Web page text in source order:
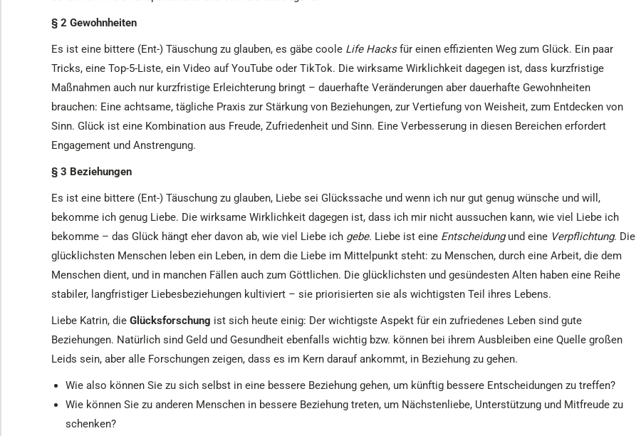
§ 2 Gewohnheiten
Es ist eine bittere (Ent-) Täuschung zu glauben, es gäbe coole Life Hacksfür einen effizienten Weg zum Glück. Ein paar
Tricks, eine Top-5-Liste, ein Video auf YouTube oder TikTok. Die wirksame Wirklichkeit dagegen ist, dass kurzfristige
Maßnahmen auch nur kurzfristige Erleichterung bringt – dauerhafte Veränderungen aber dauerhafte Gewohnheiten
brauchen: Eine achtsame, tägliche Praxis zur Stärkung von Beziehungen, zur Vertiefung von Weisheit, zum Entdecken von
Sinn. Glück ist eine Kombination aus Freude, Zufriedenheit und Sinn. Eine Verbesserung in diesen Bereichen erfordert
Engagement und Anstrengung.
§ 3 Beziehungen
Es ist eine bittere (Ent-) Täuschung zu glauben, Liebe sei Glückssache und wenn ich nur gut genug wünsche und will,
bekomme ich genug Liebe. Die wirksame Wirklichkeit dagegen ist, dass ich mir nicht aussuchen kann, wie viel Liebe ich
bekomme – das Glück hängt eher davon ab, wie viel Liebe ich gebe. Liebe ist eine Entscheidungund eine Verpflichtung. Die
glücklichsten Menschen leben ein Leben, in dem die Liebe im Mittelpunkt steht: zu Menschen, durch eine Arbeit, die dem
Menschen dient, und in manchen Fällen auch zum Göttlichen. Die glücklichsten und gesündesten Alten haben eine Reihe
stabiler, langfristiger Liebesbeziehungen kultiviert – sie priorisierten sie als wichtigsten Teil ihres Lebens.
Liebe Katrin, die Glücksforschung ist sich heute einig: Der wichtigste Aspekt für ein zufriedenes Leben sind gute
Beziehungen. Natürlich sind Geld und Gesundheit ebenfalls wichtig bzw. können bei ihrem Ausbleiben eine Quelle großen
Leids sein, aber alle Forschungen zeigen, dass es im Kern darauf ankommt, in Beziehung zu gehen.
Wie also können Sie zu sich selbst in eine bessere Beziehung gehen, um künftig bessere Entscheidungen zu treffen?
Wie können Sie zu anderen Menschen in bessere Beziehung treten, um Nächstenliebe, Unterstützung und Mitfreude zu
schenken?